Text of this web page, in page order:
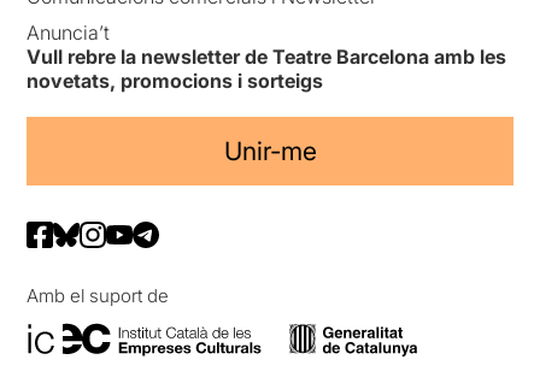
Anuncia’t
Vull rebre la newsletter de Teatre Barcelona amb les
novetats, promocions i sorteigs
Unir-me
Amb el suport de